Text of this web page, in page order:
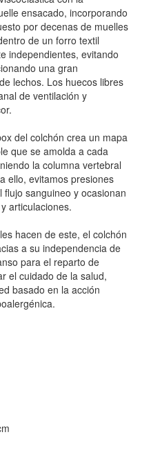
ensacado, incorporando
por decenas de muelles
de un forro textil
independientes, evitando
una gran
lechos. Los huecos libres
de ventilación y
del colchón crea un mapa
que se amolda a cada
la columna vertebral
ello, evitamos presiones
sanguineo y ocasionan
articulaciones.
hacen de este, el colchón
a su independencia de
para el reparto de
el cuidado de la salud,
basado en la acción